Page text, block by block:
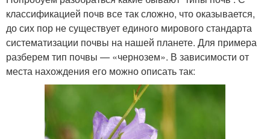
классификацией почв все так сложно, что оказывается,
до сих пор не существует единого мирового стандарта
систематизации почвы на нашей планете. Для примера
разберем тип почвы — «чернозем». В зависимости от
места нахождения его можно описать так: